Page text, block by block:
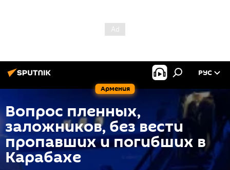
Армения
РУС
Вопрос пленных,
заложников, без вести
пропавших и погибших в
Карабахе